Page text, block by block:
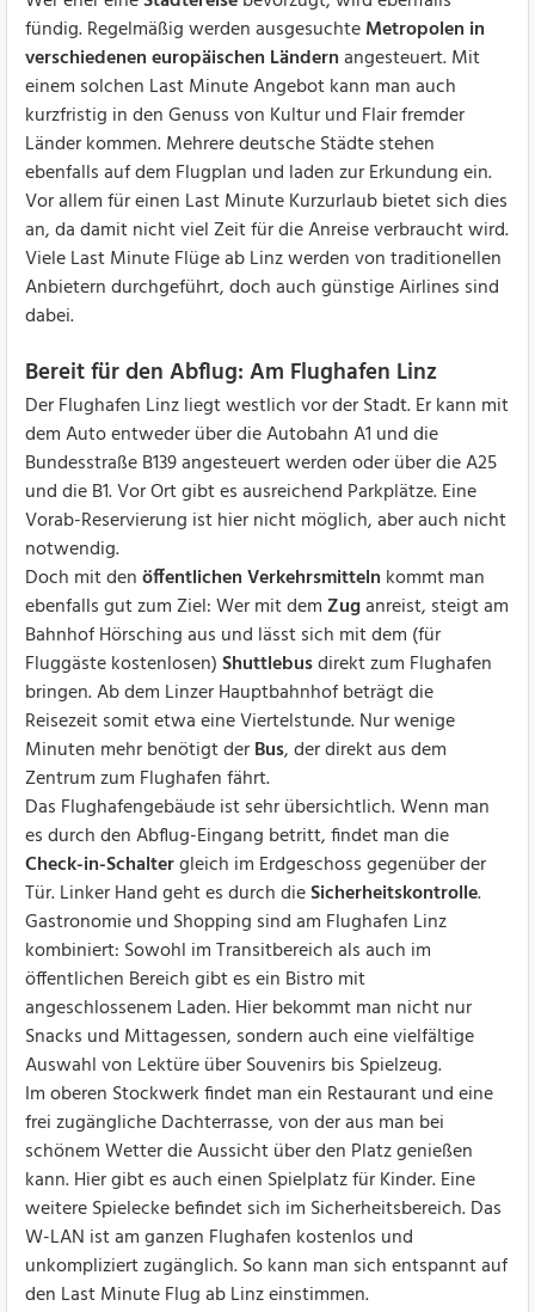
fündig. Regelmäßig werden ausgesuchteMetropolen in
verschiedenen europäischen Ländernangesteuert. Mit
einem solchen Last Minute Angebot kann man auch
kurzfristig in den Genuss von Kultur und Flair fremder
Länder kommen. Mehrere deutsche Städte stehen
ebenfalls auf dem Flugplan und laden zur Erkundung ein.
Vor allem für einen Last Minute Kurzurlaub bietet sich dies
an, da damit nicht viel Zeit für die Anreise verbraucht wird.
Viele Last Minute Flüge ab Linz werden von traditionellen
Anbietern durchgeführt, doch auch günstige Airlines sind
dabei.
Bereit für den Abflug: Am Flughafen Linz
Der Flughafen Linz liegt westlich vor der Stadt. Er kann mit
dem Auto entweder über die Autobahn A1 und die
Bundesstraße B139 angesteuert werden oder über die A25
und die B1. Vor Ort gibt es ausreichend Parkplätze. Eine
Vorab-Reservierung ist hier nicht möglich, aber auch nicht
notwendig.
Doch mit denöffentlichen Verkehrsmitteln kommt man
ebenfalls gut zum Ziel: Wer mit dem Zuganreist, steigt am
Bahnhof Hörsching aus und lässt sich mit dem (für
Fluggäste kostenlosen)Shuttlebusdirekt zum Flughafen
bringen. Ab dem Linzer Hauptbahnhof beträgt die
Reisezeit somit etwa eine Viertelstunde. Nur wenige
Minuten mehr benötigt derBus, der direkt aus dem
Zentrum zum Flughafen fährt.
Das Flughafengebäude ist sehr übersichtlich. Wenn man
es durch den Abflug-Eingang betritt, findet man die
Check-in-Schaltergleich im Erdgeschoss gegenüber der
Tür. Linker Hand geht es durch dieSicherheitskontrolle.
Gastronomie und Shopping sind am Flughafen Linz
kombiniert: Sowohl im Transitbereich als auch im
öffentlichen Bereich gibt es ein Bistro mit
angeschlossenem Laden. Hier bekommt man nicht nur
Snacks und Mittagessen, sondern auch eine vielfältige
Auswahl von Lektüre über Souvenirs bis Spielzeug.
Im oberen Stockwerk findet man ein Restaurant und eine
frei zugängliche Dachterrasse, von der aus man bei
schönem Wetter die Aussicht über den Platz genießen
kann. Hier gibt es auch einen Spielplatz für Kinder. Eine
weitere Spielecke befindet sich im Sicherheitsbereich. Das
W-LAN ist am ganzen Flughafen kostenlos und
unkompliziert zugänglich. So kann man sich entspannt auf
den Last Minute Flug ab Linz einstimmen.